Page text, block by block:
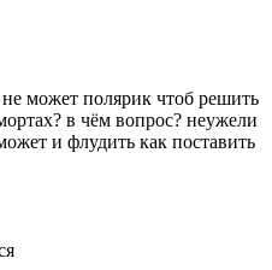
может полярик чтоб решить
в чём вопрос? неужели
и флудить как поставить